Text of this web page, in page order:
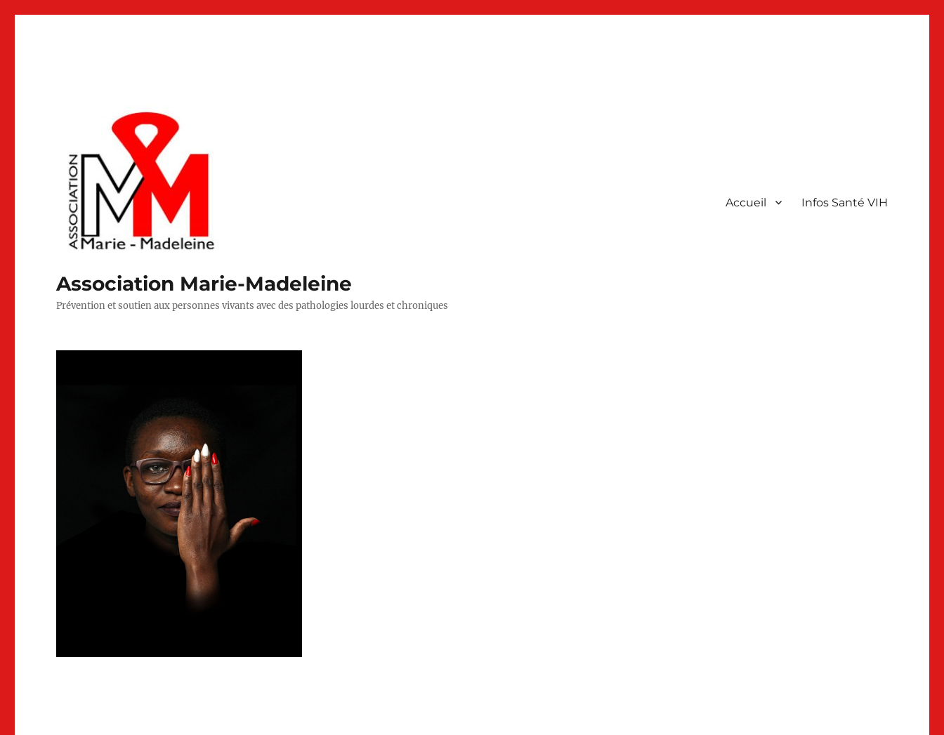
Association Marie-Madeleine
Prévention et soutien aux personnes vivants avec des pathologies lourdes et chroniques
Accueil Infos Santé VIH